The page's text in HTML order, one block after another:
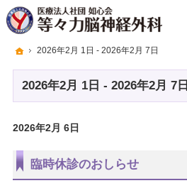
2026年2月 1日 - 2026年2月 7日
2026年2月 6日
臨時休診のおしらせ
ホーム
2026年2月 1日 - 2026年2月 7日